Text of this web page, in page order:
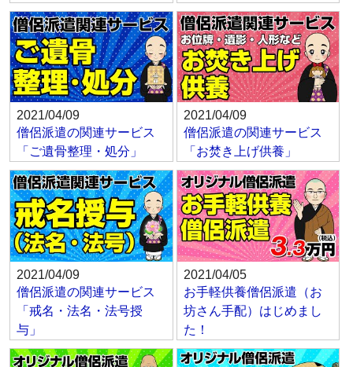
2021/04/09
僧侶派遣の関連サービス
「ご遺骨整理・処分」
2021/04/09
僧侶派遣の関連サービス
「お焚き上げ供養」
2021/04/09
僧侶派遣の関連サービス
「戒名・法名・法号授
与」
2021/04/05
お手軽供養僧侶派遣（お
坊さん手配）はじめまし
た！